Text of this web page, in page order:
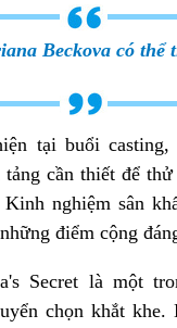
Beckova có thể
tại buổi casting,
tảng cần thiết để
nghiệm sân
điểm cộng
Secret là một
chọn khắt khe.